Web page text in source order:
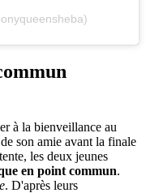
à la bienveillance au
son amie avant la finale
les deux jeunes
en point commun.
. D'après leurs